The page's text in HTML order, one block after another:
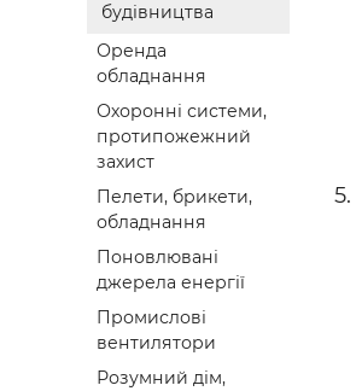
будівництва
Оренда
обладнання
Охоронні системи,
протипожежний
захист
Пелети, брикети,
обладнання
Поновлювані
джерела енергії
Промислові
вентилятори
Розумний дім,